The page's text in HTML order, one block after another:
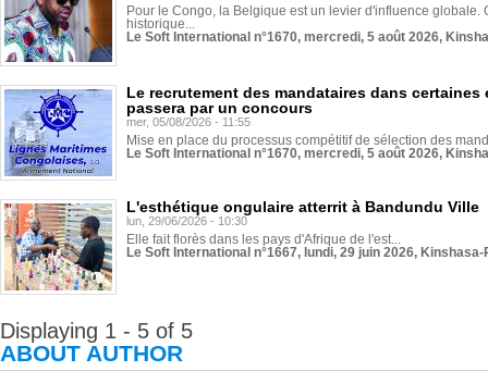
Pour le Congo, la Belgique est un levier d'influence globale.
historique...
Le Soft International n°1670, mercredi, 5 août 2026,
Le recrutement des mandataires dans
passera par un concours
mer, 05/08/2026 - 11:55
Mise en place du processus compétitif de sélection des
Le Soft International n°1670, mercredi, 5 août 2026,
L'esthétique ongulaire atterrit à Bandundu Ville
lun, 29/06/2026 - 10:30
Elle fait florès dans les pays d'Afrique de l'est...
Le Soft International n°1667, lundi, 29 juin 2026,
Displaying 1 - 5 of 5
ABOUT AUTHOR